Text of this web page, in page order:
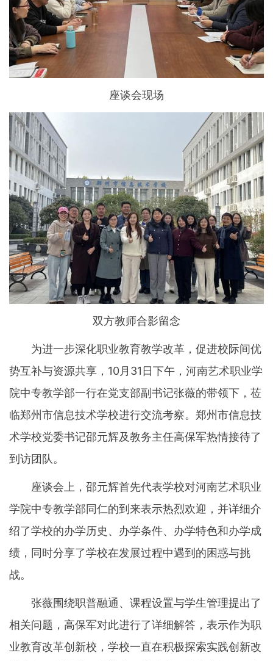
座谈会现场
双方教师合影留念
为进一步深化职业教育教学改革，促进校际间优
势互补与资源共享，10月31日下午，河南艺术职业学
院中专教学部一行在党支部副书记张薇的带领下，莅
临郑州市信息技术学校进行交流考察。郑州市信息技
术学校党委书记邵元辉及教务主任高保军热情接待了
到访团队。
座谈会上，邵元辉首先代表学校对河南艺术职业
学院中专教学部同仁的到来表示热烈欢迎，并详细介
绍了学校的办学历史、办学条件、办学特色和办学成
绩，同时分享了学校在发展过程中遇到的困惑与挑
战。
张薇围绕职普融通、课程设置与学生管理提出了
相关问题，高保军对此进行了详细解答，表示作为职
业教育改革创新校，学校一直在积极探索实践创新改